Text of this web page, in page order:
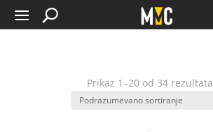
Prikaz 1–20 od 34 rezultata